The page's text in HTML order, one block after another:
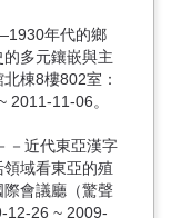
年代的鄉
多元鑲嵌與主
棟8樓802室：
2011-11-06。
－近代東亞漢字
域看東亞的殖
會議廳（驚聲
12-26 ~ 2009-